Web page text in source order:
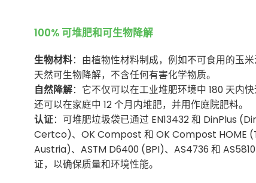
100% 可堆肥和可生物降解
生物材料：由植物性材料制成，例如不可食用的玉
天然可生物降解，不含任何有害化学物质。
自然降解：它不仅可以在工业堆肥环境中 180 天内快
还可以在家庭中 12 个月内堆肥，并用作庭院肥料。
认证：可堆肥垃圾袋已通过 EN13432 和 DinPlus
Certco)、OK Compost 和 OK Compost HOME
Austria)、ASTM D6400 (BPI)、AS4736 和
证，以确保质量和环境性能。